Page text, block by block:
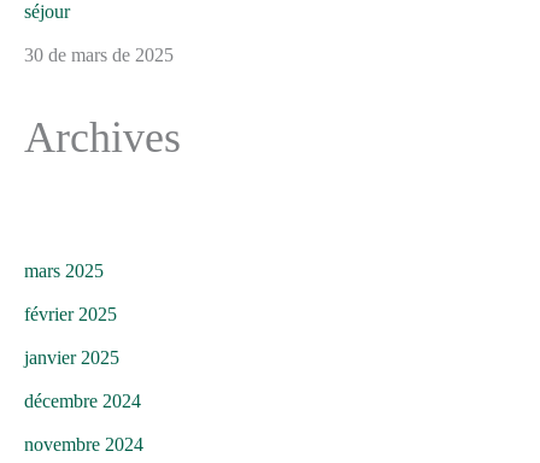
séjour
30 de mars de 2025
Archives
mars 2025
février 2025
janvier 2025
décembre 2024
novembre 2024